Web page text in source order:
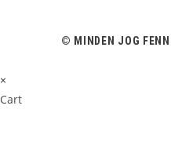
© MINDEN JOG
×
Cart